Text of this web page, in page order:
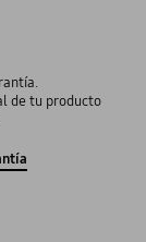
de tu producto